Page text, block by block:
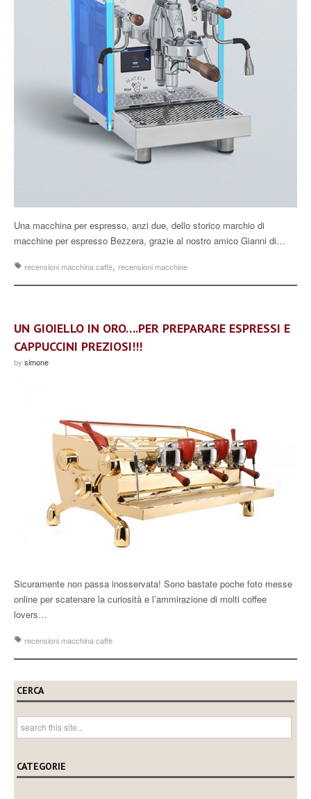
Una macchina per espresso, anzi due, dello storico marchio di
macchine per espresso Bezzera, grazie al nostro amico Gianni di…
recensioni macchina caffè, recensioni macchine
UN GIOIELLO IN ORO….PER PREPARARE ESPRESSI E
CAPPUCCINI PREZIOSI!!!
by simone
Sicuramente non passa inosservata! Sono bastate poche foto messe
online per scatenare la curiosità e l’ammirazione di molti coffee
lovers…
recensioni macchina caffè
CERCA
CATEGORIE